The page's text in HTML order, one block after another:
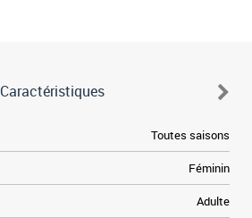
Caractéristiques
Toutes saisons
Féminin
Adulte